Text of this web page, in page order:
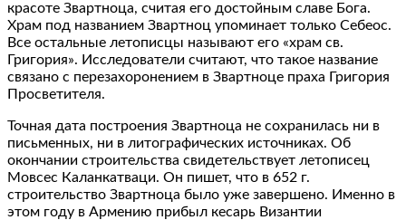
красоте Звартноца, считая его достойным славе Бога.
Храм под названием Звартноц упоминает только Себеос.
Все остальные летописцы называют его «храм св.
Григория». Исследователи считают, что такое название
связано с перезахоронением в Звартноце праха Григория
Просветителя.
Точная дата построения Звартноца не сохранилась ни в
письменных, ни в литографических источниках. Об
окончании строительства свидетельствует летописец
Мовсес Каланкатваци. Он пишет, что в 652 г.
строительство Звартноца было уже завершено. Именно в
этом году в Армению прибыл кесарь Византии